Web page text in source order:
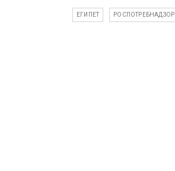
ЕГИПЕТ РОСПОТРЕБНАДЗОР